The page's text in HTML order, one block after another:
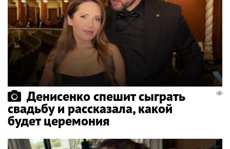
Денисенко спешит сыграть
свадьбу и рассказала, какой
будет церемония